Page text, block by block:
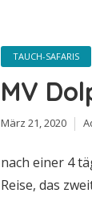
TAUCH-SAFARIS
MV
März 21, 2020
nach einer 4
Reise, das